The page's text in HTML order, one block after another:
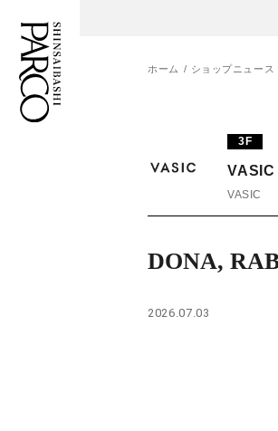
施設案内・アクセス
ニュース
レストラン・カフェ
ภาษาไทย
ホーム ショップニュース
3F
VASIC
VASIC
DONA,
2026.07.03